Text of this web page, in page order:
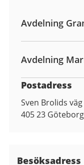
Avdelning
Avdelning
Postadress
Sven Brolids
405 23 Göteborg
Besöksadress